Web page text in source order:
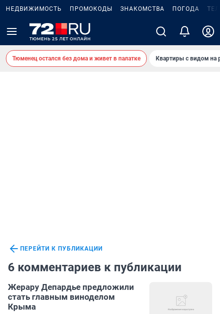
НЕДВИЖИМОСТЬ ПРОМОКОДЫ ЗНАКОМСТВА ПОГОДА
Тюменец остался без дома и живет в палатке Квартиры с видом на
ПЕРЕЙТИ К ПУБЛИКАЦИИ
6 комментариев к публикации
Жерару Депардье предложили
стать главным виноделом
Крыма